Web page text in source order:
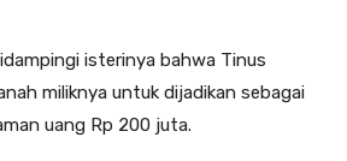
isterinya bahwa Tinus
miliknya untuk dijadikan sebagai
uang Rp 200 juta.